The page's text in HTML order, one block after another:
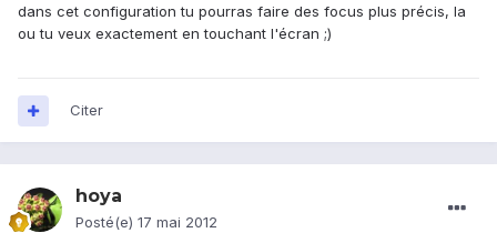
dans cet configuration tu pourras faire des focus plus précis, la
ou tu veux exactement en touchant l'écran ;)
Citer
hoya
Posté(e) 17 mai 2012